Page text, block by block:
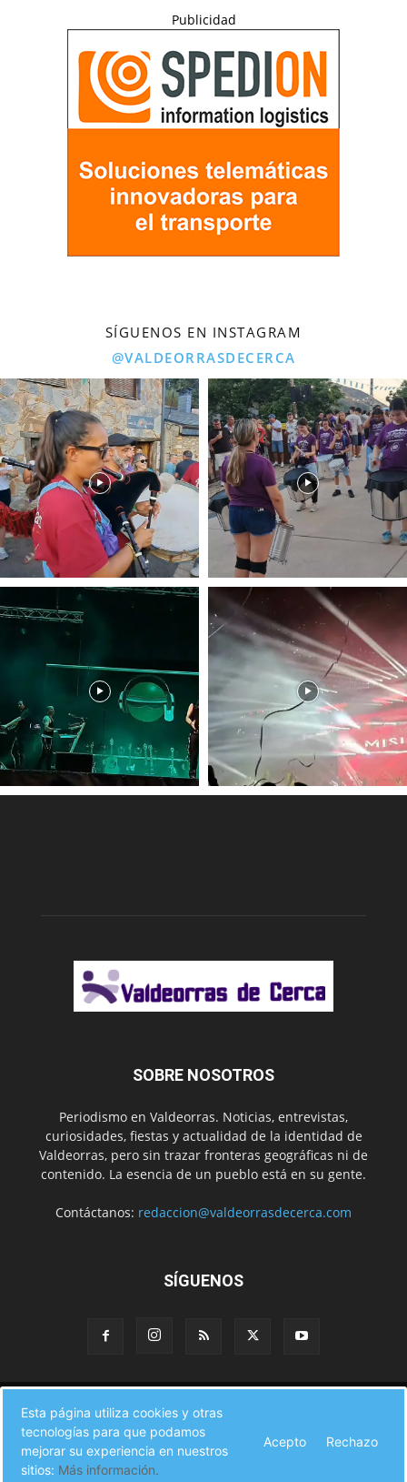
Publicidad
SÍGUENOS EN INSTAGRAM
@VALDEORRASDECERCA
SOBRE NOSOTROS
Periodismo en Valdeorras. Noticias, entrevistas,
curiosidades, fiestas y actualidad de la identidad de
Valdeorras, pero sin trazar fronteras geográficas ni de
contenido. La esencia de un pueblo está en su gente.
Contáctanos: redaccion@valdeorrasdecerca.com
SÍGUENOS
A pie de calle
Fiestas Eventos Cultura
CAMINO DE INVIERNO
Agenda Comercial Sucesos Contacto
© Valdeorras de Cerca 2017
Esta página utiliza cookies y otras
tecnologías para que podamos
mejorar su experiencia en nuestros
sitios: Más información.
Acepto Rechazo